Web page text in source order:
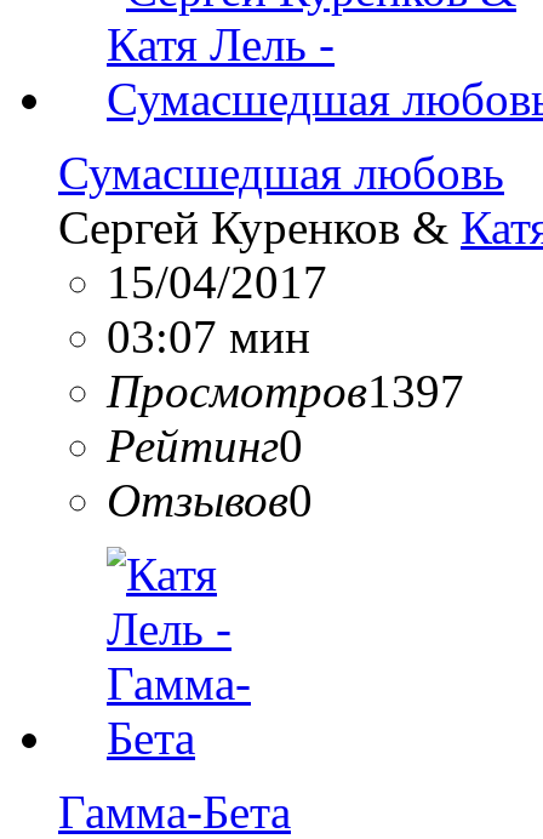
Сумасшедшая любовь
Сергей Куренков &
15/04/2017
03:07 мин
Просмотров1397
Рейтинг0
Отзывов0
Гамма-Бета